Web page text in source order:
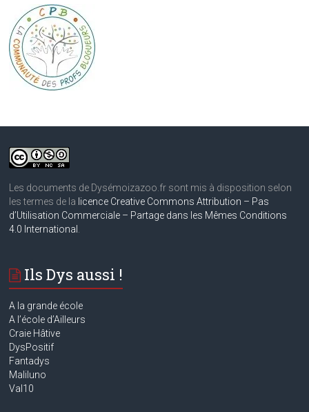
Les documents de Dysémoizazoo.fr sont mis à disposition selon
les termes de la licence Creative Commons Attribution – Pas
d’Utilisation Commerciale – Partage dans les Mêmes Conditions
4.0 International
Ils Dys aussi !
A la grande école
A l’école d’Ailleurs
Craie Hâtive
DysPositif
Fantadys
Maliluno
Val10